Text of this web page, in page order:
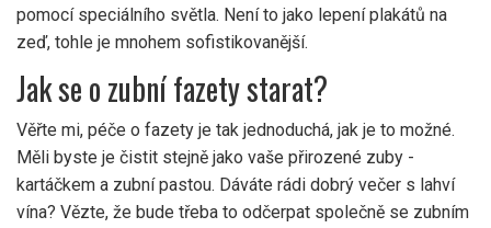
pomocí speciálního světla. Není to jako lepení plakátů na
zeď, tohle je mnohem sofistikovanější.
Jak se o zubní fazety starat?
Věřte mi, péče o fazety je tak jednoduchá, jak je to možné.
Měli byste je čistit stejně jako vaše přirozené zuby -
kartáčkem a zubní pastou. Dáváte rádi dobrý večer s lahví
vína? Vězte, že bude třeba to odčerpat společně se zubním